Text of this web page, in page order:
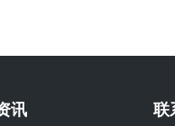
讯 联